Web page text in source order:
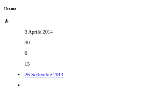
Utente
3 Aprile 2014
30
0
15
26 Settembre 2014